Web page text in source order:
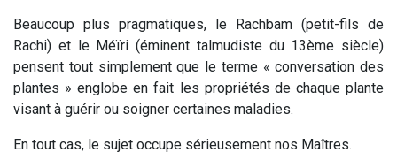
Beaucoup plus pragmatiques, le Rachbam (petit-fils de
Rachi) et le Méïri (éminent talmudiste du 13ème siècle)
pensent tout simplement que le terme « conversation des
plantes » englobe en fait les propriétés de chaque plante
visant à guérir ou soigner certaines maladies.
En tout cas, le sujet occupe sérieusement nos Maîtres.